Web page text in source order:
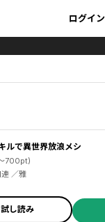
ログイン
ルで異世界放浪メシ
700pt)
赤岸K ／江口連 ／雅
試し読み